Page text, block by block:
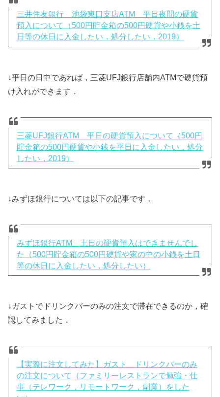
三井住友銀行 池袋東口支店ATM 平日夜間の硬貨
預入について（500円貯金箱の500円硬貨や小銭を土
日等の休日に入金したい，処分したい，2019）
↓平日の日中であれば，三菱UFJ銀行店舗内ATMで硬貨預
け入れができます．
三菱UFJ銀行ATM 平日の硬貨預入について（500円
貯金箱の500円硬貨や小銭を平日に入金したい，処分
したい，2019）
↓みずほ銀行については以下の記事です．
みずほ銀行ATM 土日の硬貨預入はできませんでし
た（500円貯金箱の500円硬貨や家の中の小銭を土日
等の休日に入金したい，処分したい）
↓ガストでドリンクバーのみの注文で滞在できるのか，確
認してみました．
【実際に注文してみた】ガスト ドリンクバーのみ
の注文について（ファミリーレストランで勉強・仕
事（テレワーク，リモートワーク，副業）をした